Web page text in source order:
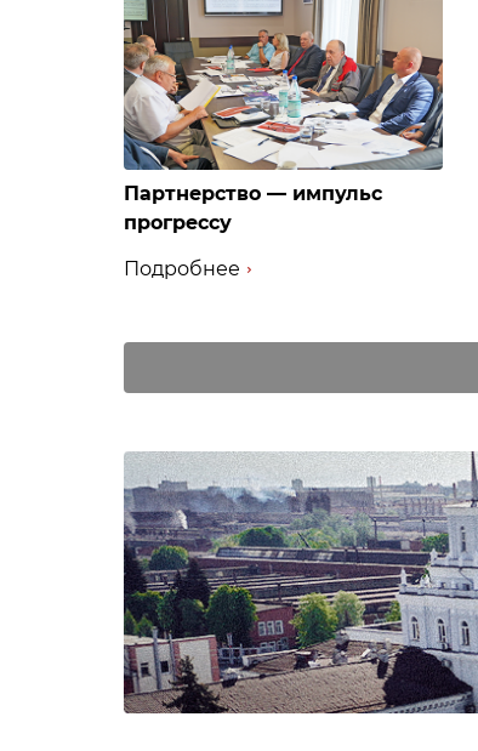
Партнерство — импульс
прогрессу
Подробнее